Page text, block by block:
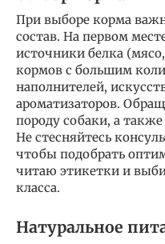
При выборе корма
состав. На первом
источники белка
кормов с большим
наполнителей,
ароматизаторов.
породу собаки, а
Не стесняйтесь
чтобы подобрать
читаю этикетки и
класса.
Натуральное